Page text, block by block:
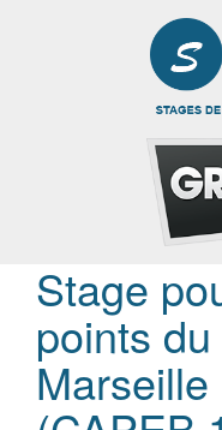
Stage
points